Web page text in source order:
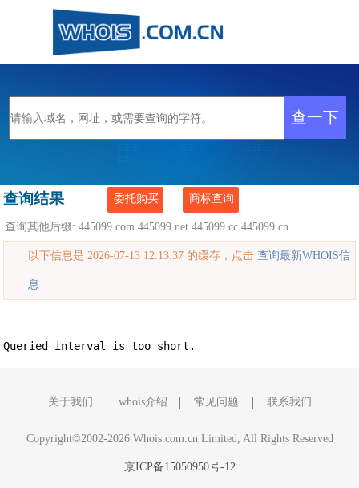
查询结果 委托购买 商标查询
查询其他后缀:445099.com 445099.net 445099.cc 445099.cn
以下信息是 2026-07-13 12:13:37 的缓存，点击查询最新WHOIS信
息
关于我们 whois介绍 常见问题 联系我们
Copyright©2002-2026 Whois.com.cn Limited, All Rights Reserved
京ICP备15050950号-12